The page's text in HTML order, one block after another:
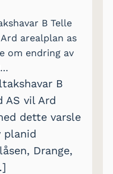
B Telle
arealplan as
om endring av
B
AS vil Ard
dette varsle
planid
Drange,